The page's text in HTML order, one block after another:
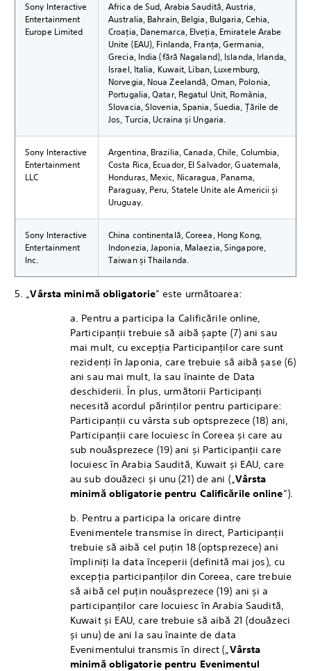
Sony Interactive
Entertainment
Europe Limited
Africa de Sud, Arabia Saudită, Austria,
Australia, Bahrain, Belgia, Bulgaria, Cehia,
Croația, Danemarca, Elveția, Emiratele Arabe
Unite (EAU), Finlanda, Franța, Germania,
Grecia, India (fără Nagaland), Islanda, Irlanda,
Israel, Italia, Kuwait, Liban, Luxemburg,
Norvegia, Noua Zeelandă, Oman, Polonia,
Portugalia, Qatar, Regatul Unit, România,
Slovacia, Slovenia, Spania, Suedia, Țările de
Jos, Turcia, Ucraina și Ungaria.
Sony Interactive
Entertainment
LLC
Argentina, Brazilia, Canada, Chile, Columbia,
Costa Rica, Ecuador, El Salvador, Guatemala,
Honduras, Mexic, Nicaragua, Panama,
Paraguay, Peru, Statele Unite ale Americii și
Uruguay.
Sony Interactive
Entertainment
Inc.
China continentală, Coreea, Hong Kong,
Indonezia, Japonia, Malaezia, Singapore,
Taiwan și Thailanda.
5. „Vârsta minimă obligatorie” este următoarea:
a. Pentru a participa la Calificările online,
Participanții trebuie să aibă șapte (7) ani sau
mai mult, cu excepția Participanților care sunt
rezidenți în Japonia, care trebuie să aibă șase (6)
ani sau mai mult, la sau înainte de Data
deschiderii. În plus, următorii Participanți
necesită acordul părinților pentru participare:
Participanții cu vârsta sub optsprezece (18) ani,
Participanții care locuiesc în Coreea și care au
sub nouăsprezece (19) ani și Participanții care
locuiesc în Arabia Saudită, Kuwait și EAU, care
au sub douăzeci și unu (21) de ani („Vârsta
minimă obligatorie pentru Calificările online”).
b. Pentru a participa la oricare dintre
Evenimentele transmise în direct, Participanții
trebuie să aibă cel puțin 18 (optsprezece) ani
împliniți la data începerii (definită mai jos), cu
excepția participanților din Coreea, care trebuie
să aibă cel puțin nouăsprezece (19) ani și a
participanților care locuiesc în Arabia Saudită,
Kuwait și EAU, care trebuie să aibă 21 (douăzeci
și unu) de ani la sau înainte de data
Evenimentului transmis în direct („Vârsta
minimă obligatorie pentru Evenimentul